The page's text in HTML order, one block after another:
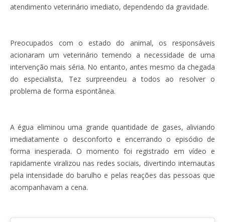
atendimento veterinário imediato, dependendo da gravidade.
Preocupados com o estado do animal, os responsáveis
acionaram um veterinário temendo a necessidade de uma
intervenção mais séria. No entanto, antes mesmo da chegada
do especialista, Tez surpreendeu a todos ao resolver o
problema de forma espontânea.
A égua eliminou uma grande quantidade de gases, aliviando
imediatamente o desconforto e encerrando o episódio de
forma inesperada. O momento foi registrado em vídeo e
rapidamente viralizou nas redes sociais, divertindo internautas
pela intensidade do barulho e pelas reações das pessoas que
acompanhavam a cena.